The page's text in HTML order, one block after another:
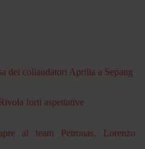
dei collaudatori Aprilia a Sepang
forti aspettative
al team Petronas, Lorenzo